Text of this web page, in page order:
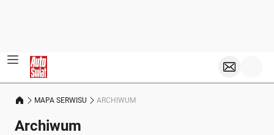
MAPA SERWISU ARCHIWUM
Archiwum